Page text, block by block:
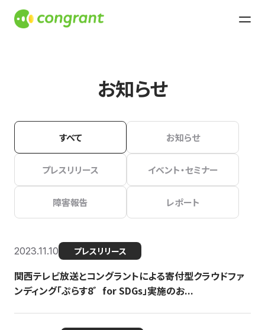
お知らせ
すべて お知らせ
プレスリリース イベント・セミナー
障害報告 レポート
2023.11.10 プレスリリース
関西テレビ放送とコングラントによる寄付型クラウドファ
ンディング「ぷらす8゛for SDGs」実施のお...